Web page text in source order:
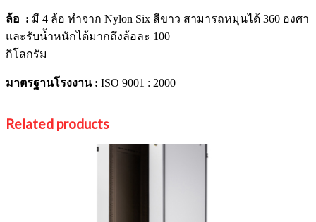
ล้อ : มี 4 ล้อ ทำจาก Nylon Six สีขาว สามารถหมุนได้ 360 องศา
และรับน้ำหนักได้มากถึงล้อละ 100
กิโลกรัม
มาตรฐานโรงงาน : ISO 9001 : 2000
Related products